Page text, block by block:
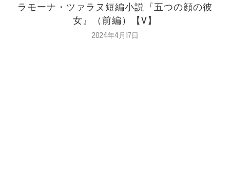
ラモーナ・ツァラヌ短編小説『五つの顔の彼
女』（前編）【V】
2024年4月17日